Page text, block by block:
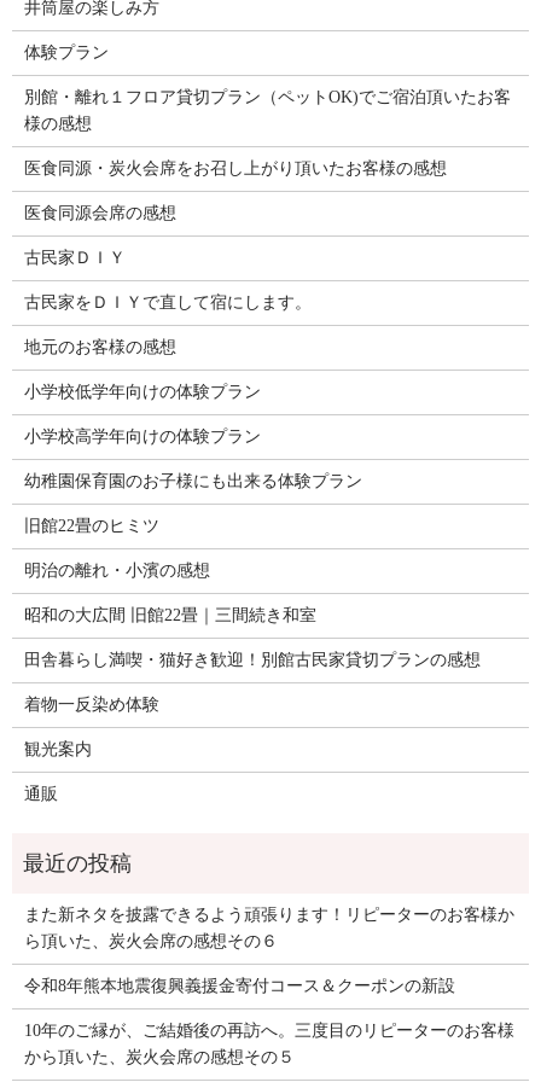
井筒屋の楽しみ方
体験プラン
別館・離れ１フロア貸切プラン（ペットOK)でご宿泊頂いたお客
様の感想
医食同源・炭火会席をお召し上がり頂いたお客様の感想
医食同源会席の感想
古民家ＤＩＹ
古民家をＤＩＹで直して宿にします。
地元のお客様の感想
小学校低学年向けの体験プラン
小学校高学年向けの体験プラン
幼稚園保育園のお子様にも出来る体験プラン
旧館22畳のヒミツ
明治の離れ・小濱の感想
昭和の大広間 旧館22畳｜三間続き和室
田舎暮らし満喫・猫好き歓迎！別館古民家貸切プランの感想
着物一反染め体験
観光案内
通販
また新ネタを披露できるよう頑張ります！リピーターのお客様か
ら頂いた、炭火会席の感想その６
令和8年熊本地震復興義援金寄付コース＆クーポンの新設
10年のご縁が、ご結婚後の再訪へ。三度目のリピーターのお客様
から頂いた、炭火会席の感想その５